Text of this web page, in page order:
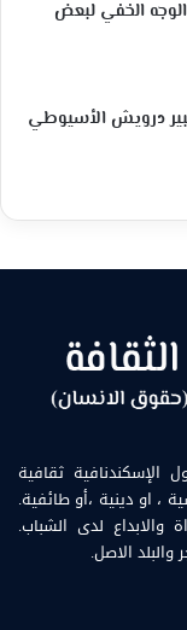
الوجه الخفي لبعض
درويش الأسيوطي
الإسكندنافية ثقافية
، او دينية ،أو طائفية.
لدى الشباب.
الاصل.